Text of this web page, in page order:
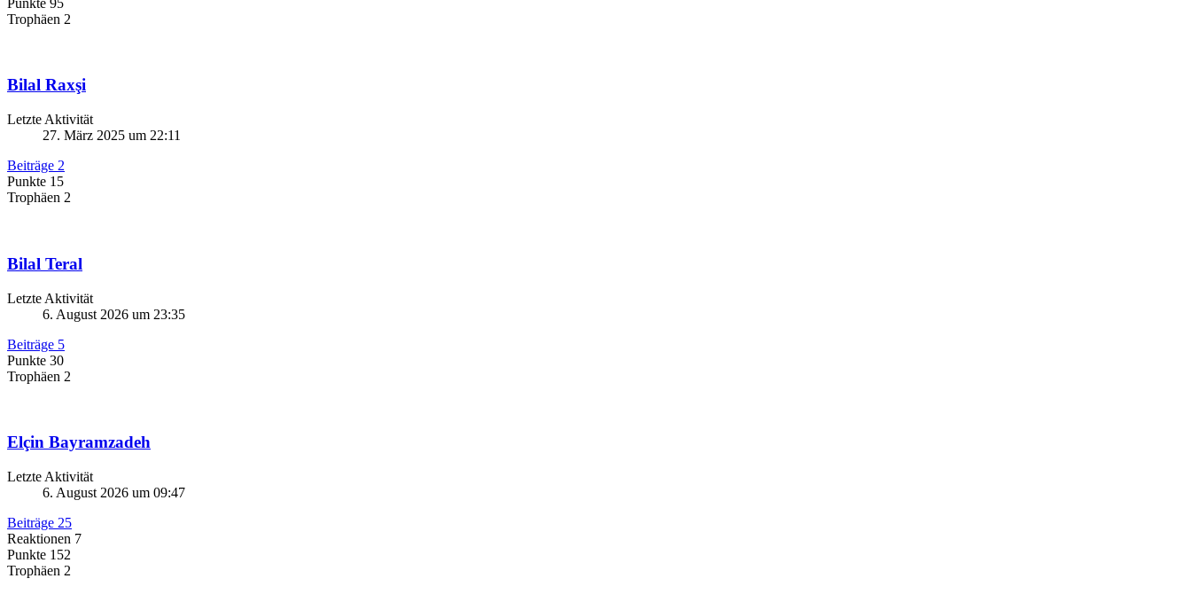
Trophäen 2
Bilal Raxşi
Letzte Aktivität
27. März 2025 um 22:11
Beiträge 2
Punkte 15
Trophäen 2
Bilal Teral
Letzte Aktivität
6. August 2026 um 23:35
Beiträge 5
Punkte 30
Trophäen 2
Elçin Bayramzadeh
Letzte Aktivität
6. August 2026 um 09:47
Beiträge 25
Reaktionen 7
Punkte 152
Trophäen 2